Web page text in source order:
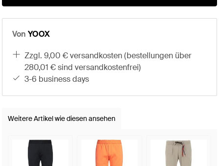
Von YOOX
zzgl. 9,00 € versandkosten (bestellungen über
280,01 € sind versandkostenfrei)
3-6 business days
Weitere Artikel wie diesen ansehen